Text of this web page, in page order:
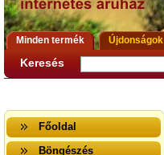
Minden termék Újdonságok
Keresés
Főoldal
Böngészés